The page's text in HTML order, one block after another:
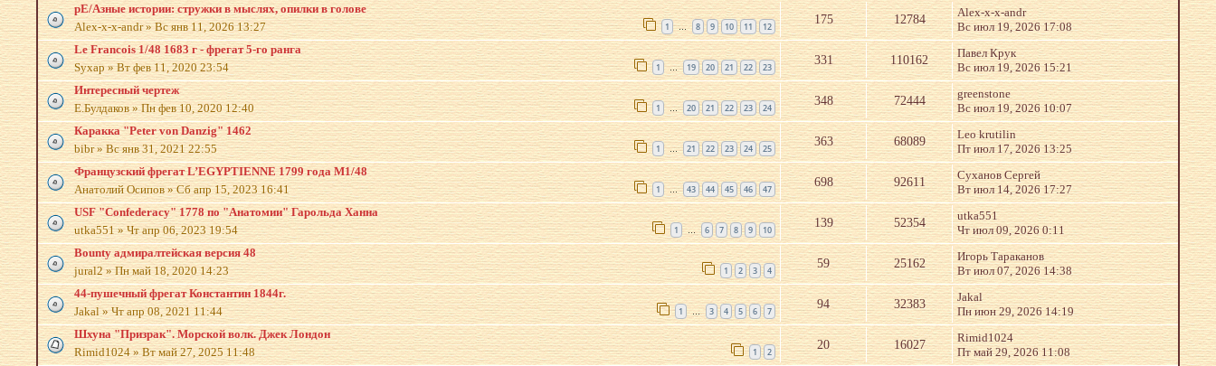
рЕ/Азные истории: стружки в мыслях, опилки в голове
Alex-x-x-andr»Вс янв 11, 2026 13:27 1 … 8 9 10 11 12
175 12784
Alex-x-x-andr
Вс июл 19, 2026 17:08
Le Francois 1/48 1683 г - фрегат 5-го ранга
Syxap»Вт фев 11, 2020 23:54 1 … 19 20 21 22 23
331 110162
Павел Крук
Вс июл 19, 2026 15:21
Интересный чертеж
Е.Булдаков »Пн фев 10, 2020 12:40 1 … 20 21 22 23 24
348 72444
greenstone
Вс июл 19, 2026 10:07
Каракка "Peter von Danzig" 1462
bibr»Вс янв 31, 2021 22:55 1 … 21 22 23 24 25
363 68089
Leo krutilin
Пт июл 17, 2026 13:25
Французский фрегат L’EGYPTIENNE 1799 года М1/48
Анатолий Осипов»Сб апр 15, 2023 16:41 1 … 43 44 45 46 47
698 92611
Суханов Сергей
Вт июл 14, 2026 17:27
USF "Confederacy" 1778 по "Анатомии" Гарольда Ханна
utka551»Чт апр 06, 2023 19:54 1 … 6 7 8 9 10
139 52354
utka551
Чт июл 09, 2026 0:11
Bounty адмиралтейская версия 48
jural2»Пн май 18, 2020 14:23 1 2 3 4
59 25162
Игорь Тараканов
Вт июл 07, 2026 14:38
44-пушечный фрегат Константин 1844г.
Jakal»Чт апр 08, 2021 11:44 1 … 3 4 5 6 7
94 32383
Jakal
Пн июн 29, 2026 14:19
Шхуна "Призрак". Морской волк. Джек Лондон
Rimid1024»Вт май 27, 2025 11:48 1 2
20 16027
Rimid1024
Пт май 29, 2026 11:08